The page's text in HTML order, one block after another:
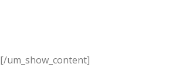
[/um_show_content]